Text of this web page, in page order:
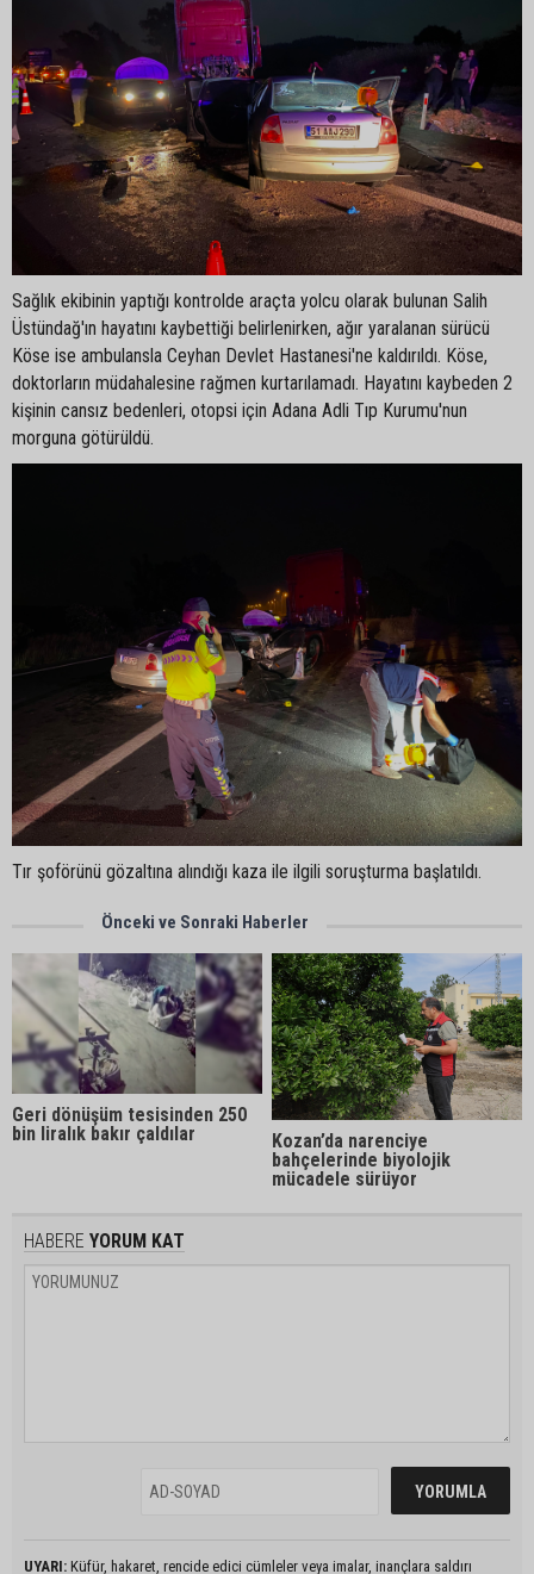
Sağlık ekibinin yaptığı kontrolde araçta yolcu olarak bulunan Salih
Üstündağ'ın hayatını kaybettiği belirlenirken, ağır yaralanan sürücü
Köse ise ambulansla Ceyhan Devlet Hastanesi'ne kaldırıldı. Köse,
doktorların müdahalesine rağmen kurtarılamadı. Hayatını kaybeden 2
kişinin cansız bedenleri, otopsi için Adana Adli Tıp Kurumu'nun
morguna götürüldü.
Tır şoförünü gözaltına alındığı kaza ile ilgili soruşturma başlatıldı.
Önceki ve Sonraki Haberler
Geri dönüşüm tesisinden 250
bin liralık bakır çaldılar
Kozan’da narenciye
bahçelerinde biyolojik
mücadele sürüyor
HABERE YORUM KAT
UYARI: Küfür, hakaret, rencide edici cümleler veya imalar, inançlara saldırı